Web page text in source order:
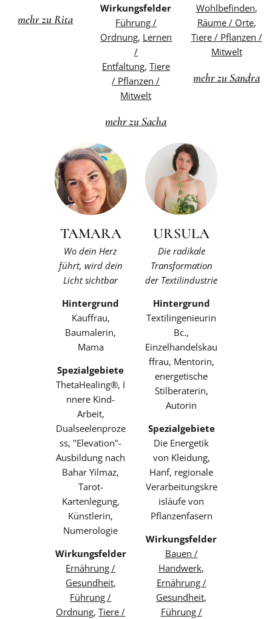
mehr zu Rita
Wirkungsfelder
Führung /
Ordnung, Lernen
/
Entfaltung, Tiere
/ Pflanzen /
Mitwelt
mehr zu Sacha
Wohlbefinden,
Räume / Orte,
Tiere / Pflanzen /
Mitwelt
mehr zu Sandra
TAMARA
Wo dein Herz
führt, wird dein
Licht sichtbar
Hintergrund
Kauffrau,
Baumalerin,
Mama
Spezialgebiete
ThetaHealing®, I
nnere Kind-
Arbeit,
Dualseelenproze
ss, "Elevation"-
Ausbildung nach
Bahar Yilmaz,
Tarot-
Kartenlegung,
Künstlerin,
Numerologie
Wirkungsfelder
Ernährung /
Gesundheit,
Führung /
Ordnung,Tiere /
URSULA
Die radikale
Transformation
der Textilindustrie
Hintergrund
Textilingenieurin
Bc.,
Einzelhandelskau
ffrau, Mentorin,
energetische
Stilberaterin,
Autorin
Spezialgebiete
Die Energetik
von Kleidung,
Hanf, regionale
Verarbeitungskre
isläufe von
Pflanzenfasern
Wirkungsfelder
Bauen /
Handwerk,
Ernährung /
Gesundheit,
Führung /